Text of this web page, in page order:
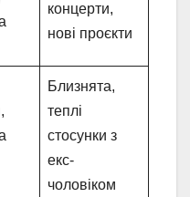
концерти,
нові проєкти
Близнята,
теплі
стосунки з
екс-
чоловіком